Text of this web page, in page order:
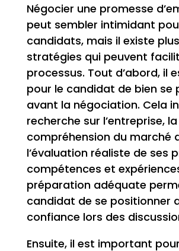
Négocier une promesse
peut sembler intimidant
candidats, mais il existe
stratégies qui peuvent
processus. Tout d’abord, il
pour le candidat de bien se
avant la négociation. Cela
recherche sur l’entreprise, la
compréhension du marché
l’évaluation réaliste de ses
compétences et
préparation adéquate
candidat de se positionner
confiance lors des
Ensuite, il est important